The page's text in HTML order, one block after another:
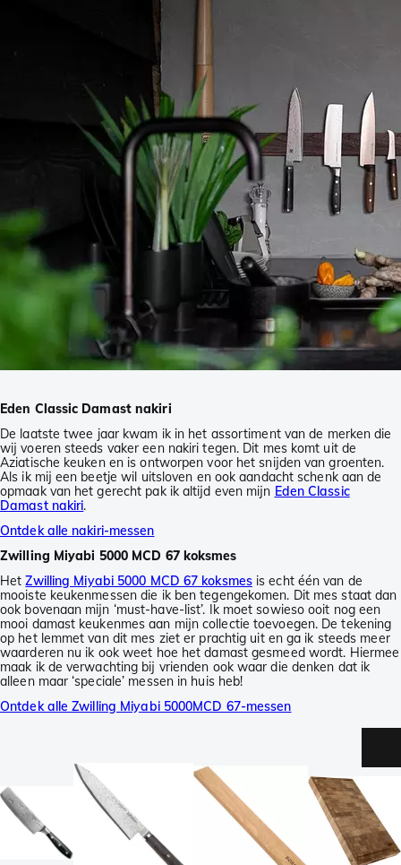
Eden Classic Damast nakiri
De laatste twee jaar kwam ik in het assortiment van de merken die
wij voeren steeds vaker een nakiri tegen. Dit mes komt uit de
Aziatische keuken en is ontworpen voor het snijden van groenten.
Als ik mij een beetje wil uitsloven en ook aandacht schenk aan de
opmaak van het gerecht pak ik altijd even mijn Eden Classic
Damast nakiri.
Ontdek alle nakiri-messen
Zwilling Miyabi 5000 MCD 67 koksmes
HetZwilling Miyabi 5000 MCD 67 koksmesis echt één van de
mooiste keukenmessen die ik ben tegengekomen. Dit mes staat dan
ook bovenaan mijn ‘must-have-list’. Ik moet sowieso ooit nog een
mooi damast keukenmes aan mijn collectie toevoegen. De tekening
op het lemmet van dit mes ziet er prachtig uit en ga ik steeds meer
waarderen nu ik ook weet hoe het damast gesmeed wordt. Hiermee
maak ik de verwachting bij vrienden ook waar die denken dat ik
alleen maar ‘speciale’ messen in huis heb!
Ontdek alle Zwilling Miyabi 5000MCD 67-messen